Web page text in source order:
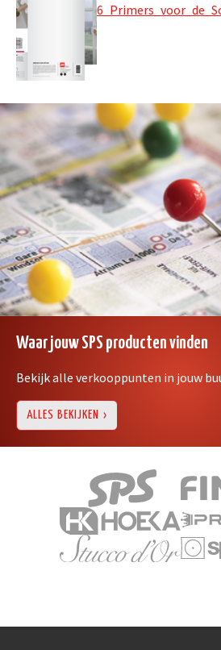
Waar jouw SPS producten vinden
Bekijk alle verkooppunten in jouw
ALLES BEKIJKEN